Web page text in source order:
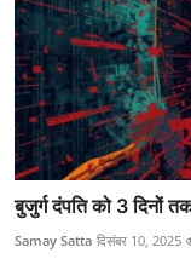
बुजुर्ग दंपति को 3 दिनों
Samay Satta दिसंबर 10, 2025